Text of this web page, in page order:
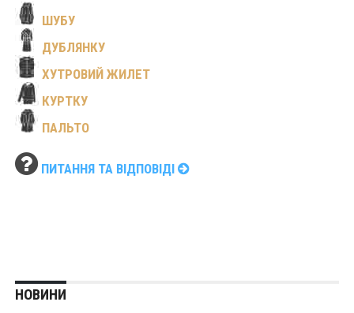
ШУБУ
ДУБЛЯНКУ
ХУТРОВИЙ ЖИЛЕТ
КУРТКУ
ПАЛЬТО
ПИТАННЯ ТА ВІДПОВІДІ
НОВИНИ